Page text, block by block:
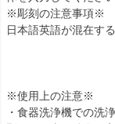
※彫刻の注意事項※
日本語英語が混在す
※使用上の注意※
・食器洗浄機での洗